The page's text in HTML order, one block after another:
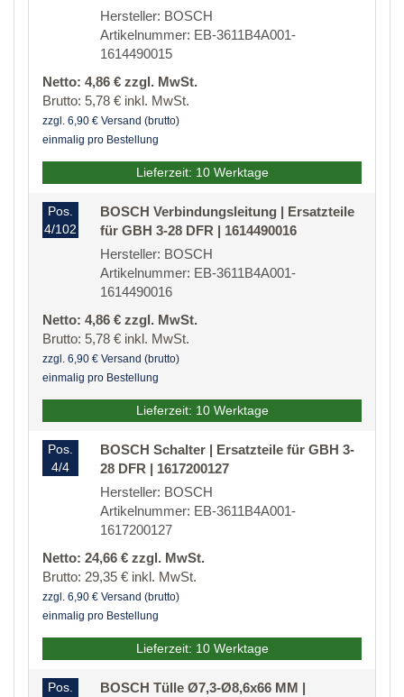
Hersteller: BOSCH
Artikelnummer: EB-3611B4A001-
1614490015
Netto: 4,86 € zzgl. MwSt.
Brutto: 5,78 € inkl. MwSt.
zzgl. 6,90 € Versand (brutto)
einmalig pro Bestellung
Lieferzeit: 10 Werktage
Pos.
4/102
BOSCH Verbindungsleitung | Ersatzteile
für GBH 3-28 DFR | 1614490016
Hersteller: BOSCH
Artikelnummer: EB-3611B4A001-
1614490016
Netto: 4,86 € zzgl. MwSt.
Brutto: 5,78 € inkl. MwSt.
zzgl. 6,90 € Versand (brutto)
einmalig pro Bestellung
Lieferzeit: 10 Werktage
Pos.
4/4
BOSCH Schalter | Ersatzteile für GBH 3-
28 DFR | 1617200127
Hersteller: BOSCH
Artikelnummer: EB-3611B4A001-
1617200127
Netto: 24,66 € zzgl. MwSt.
Brutto: 29,35 € inkl. MwSt.
zzgl. 6,90 € Versand (brutto)
einmalig pro Bestellung
Lieferzeit: 10 Werktage
Pos.
BOSCH Tülle Ø7,3-Ø8,6x66 MM |